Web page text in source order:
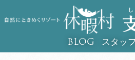
BLOG スタッ